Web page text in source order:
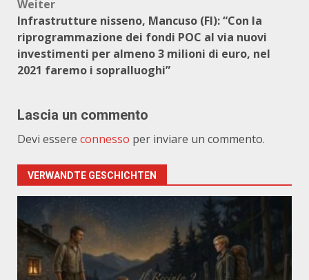
Weiter
Infrastrutture nisseno, Mancuso (FI): “Con la
riprogrammazione dei fondi POC al via nuovi
investimenti per almeno 3 milioni di euro, nel
2021 faremo i sopralluoghi”
Lascia un commento
Devi essere connesso per inviare un commento.
VERWANDTE GESCHICHTEN